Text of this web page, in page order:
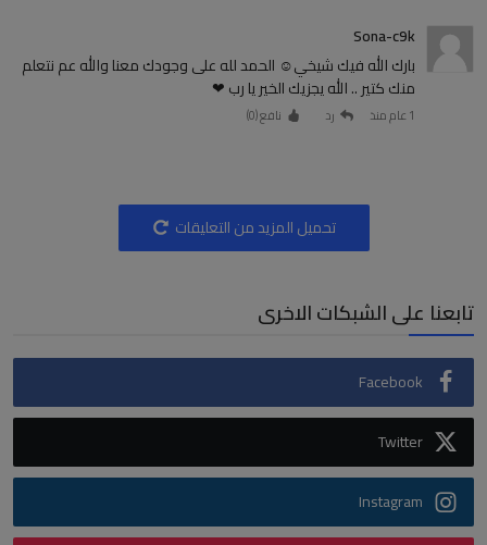
Sona-c9k
بارك الله فيك شيخي☺️ الحمد لله على وجودك معنا والله عم نتعلم
منك كتير .. الله يجزيك الخير يا رب ❤
1 عام منذ رد نافع (0
)
تحميل المزيد من التعليقات
تابعنا على الشبكات الاخرى
Facebook
Twitter
Instagram